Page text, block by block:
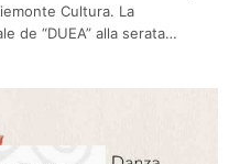
Cultura. La
de “DUEA” alla serata…